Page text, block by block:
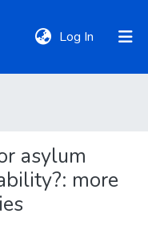
Log In (current)
asylum
more